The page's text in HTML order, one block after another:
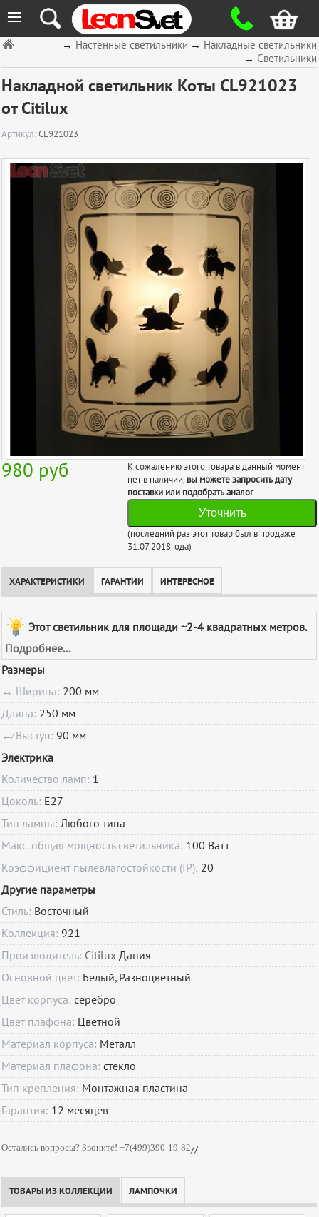
≡
→ Накладные светильники
→ Настенные светильники
→ Светильники
Накладной светильник Коты CL921023
от Citilux
Артикул:CL921023
980 руб
К сожалению этого товара в данный момент
нет в наличии,вы можете запросить дату
поставки или подобрать аналог
Уточнить
(последний раз этот товар был в продаже
31.07.2018года)
ХАРАКТЕРИСТИКИ ГАРАНТИИ ИНТЕРЕСНОЕ
Этот светильник для площади ~2-4 квадратных метров.
Подробнее...
Размеры
↔ Ширина: 200 мм
Длина: 250 мм
↚ Выступ:90 мм
Электрика
Количество ламп: 1
Цоколь: E27
Тип лампы:Любого типа
Макс. общая мощность светильника: 100 Ватт
Коэффициент пылевлагостойкости (IP): 20
Другие параметры
Стиль: Восточный
Коллекция:921
Производитель: Citilux Дания
Основной цвет: Белый, Разноцветный
Цвет корпуса:серебро
Цвет плафона: Цветной
Материал корпуса: Металл
Материал плафона:стекло
Тип крепления: Монтажная пластина
Гарантия: 12 месяцев
Остались вопросы? Звоните! +7(499)390-19-82//
ТОВАРЫ ИЗ КОЛЛЕКЦИИ ЛАМПОЧКИ